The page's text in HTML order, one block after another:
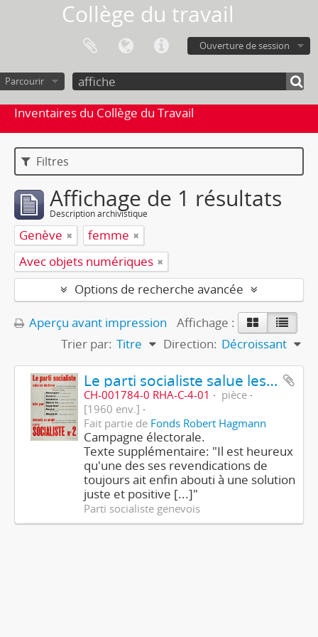
Collège du travail
Ouverture de session
Parcourir
Inventaires du Collège du Travail
Filtres
Affichage de 1 résultats
Description archivistique
Genève
femme
Avec objets numériques
Options de recherche avancée
Aperçu avant impression
Affichage :
Trier par: Titre Direction: Décroissant
Le parti socialiste salue les électrices - Liste socialiste N° 2
CH-001784-0 RHA-C-4-01
pièce
[1960 env.]
Fait partie de Fonds Robert Hagmann
Campagne électorale.
Texte supplémentaire: "Il est heureux
qu'une des ses revendications de
toujours ait enfin abouti à une solution
juste et positive [...]"
Parti socialiste genevois